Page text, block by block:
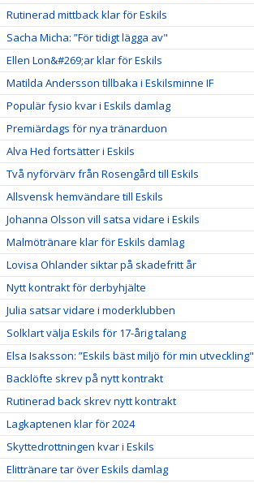
Rutinerad mittback klar för Eskils
Sacha Micha: ”För tidigt lägga av"
Ellen Lon&#269;ar klar för Eskils
Matilda Andersson tillbaka i Eskilsminne IF
Populär fysio kvar i Eskils damlag
Premiärdags för nya tränarduon
Alva Hed fortsätter i Eskils
Två nyförvärv från Rosengård till Eskils
Allsvensk hemvändare till Eskils
Johanna Olsson vill satsa vidare i Eskils
Malmötränare klar för Eskils damlag
Lovisa Ohlander siktar på skadefritt år
Nytt kontrakt för derbyhjälte
Julia satsar vidare i moderklubben
Solklart välja Eskils för 17-årig talang
Elsa Isaksson: ”Eskils bäst miljö för min utveckling"
Backlöfte skrev på nytt kontrakt
Rutinerad back skrev nytt kontrakt
Lagkaptenen klar för 2024
Skyttedrottningen kvar i Eskils
Elittränare tar över Eskils damlag